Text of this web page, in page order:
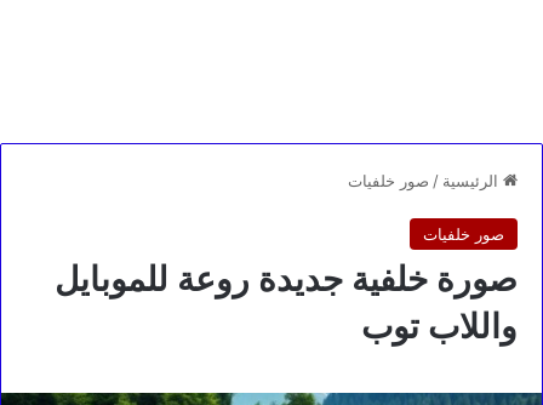
الرئيسية / صور خلفيات
صور خلفيات
صورة خلفية جديدة روعة للموبايل
واللاب توب